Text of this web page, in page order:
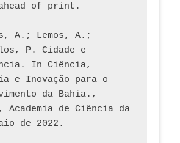
ahead of print.
A.; Lemos, A.;
P. Cidade e
In Ciência,
e Inovação para o
da Bahia.,
Academia de Ciência da
de 2022.